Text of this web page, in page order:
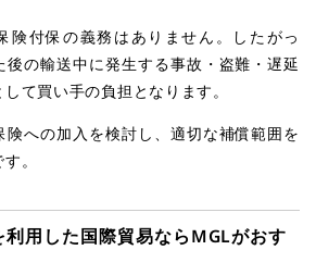
険付保の義務はありません。したがっ
後の輸送中に発生する事故・盗難・遅延
て買い手の負担となります。
険への加入を検討し、適切な補償範囲を
。
用した国際貿易ならMGLがおす